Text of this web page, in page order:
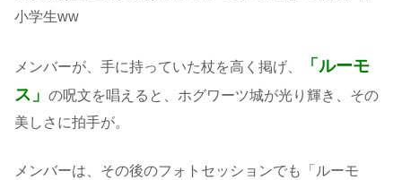
小学生ww
メンバーが、手に持っていた杖を高く掲げ、
「ルーモ
ス」の呪文を唱えると、ホグワーツ城が光り輝き、その
美しさに拍手が。
メンバーは、その後のフォトセッションでも「ルーモ